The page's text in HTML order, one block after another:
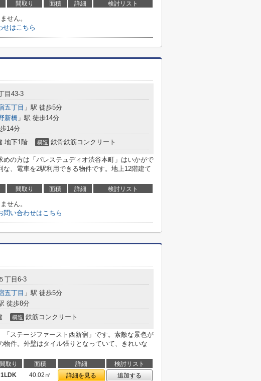
間取り 面積 詳細 検討リスト
せん。
せはこちら
目43-3
五丁目 」駅 徒歩5分
新橋 」駅 徒歩14分
14分
地下1階 構造 鉄骨鉄筋コンクリート
めの方は「パレステュディオ渋谷本町」はいかがで
な、電車を2駅利用できる物件です。地上12階建て
間取り 面積 詳細 検討リスト
せん。
問い合わせはこちら
５丁目6-3
五丁目 」駅 徒歩5分
徒歩8分
構造 鉄筋コンクリート
「ステージファースト西新宿」です。素敵な景色が
物件。外壁はタイル張りとなっていて、きれいな
間取り 面積 詳細
検討リスト
1LDK 40.02㎡ 詳細を見る 追加する